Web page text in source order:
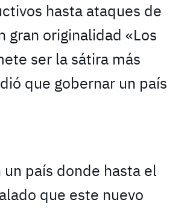
hasta ataques de
gran originalidad «Los
ser la sátira más
que gobernar un país
país donde hasta el
que este nuevo